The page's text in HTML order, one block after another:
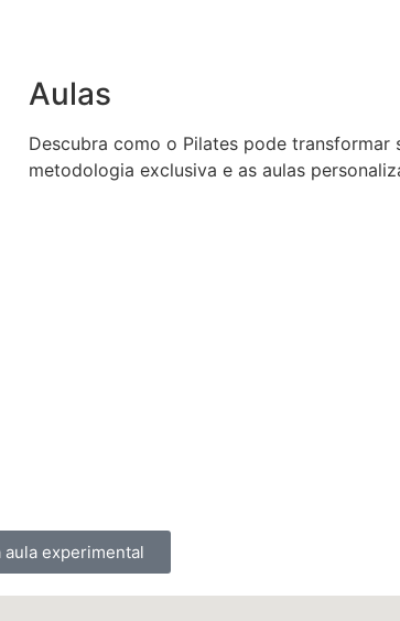
Aulas
Descubra como o Pilates pode transformar
metodologia exclusiva e as aulas
aula experimental